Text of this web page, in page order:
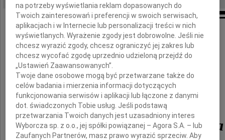
Z wielkim żalem
żegnamy
prof. dr. hab.
Bernarda Woltmanna
na potrzeby wyświetlania reklam dopasowanych do
Twoich zainteresowań i preferencji w swoich serwisach,
aplikacjach i w Internecie lub personalizacji treści w nich
wyświetlanych. Wyrażenie zgody jest dobrowolne. Jeśli nie
chcesz wyrazić zgody, chcesz ograniczyć jej zakres lub
chcesz wycofać zgodę uprzednio udzieloną przejdź do
„Ustawień Zaawansowanych”.
Twoje dane osobowe mogą być przetwarzane także do
celów badania i mierzenia informacji dotyczących
funkcjonowania serwisów i aplikacji lub łączone z danymi
dot. świadczonych Tobie usług. Jeśli podstawą
przetwarzania Twoich danych jest uzasadniony interes
Wyborcza sp. z o.o., jej spółki powiązanej – Agora S.A. – lub
Zaufanych Partnerów, masz prawo wyrazić sprzeciw. Aby